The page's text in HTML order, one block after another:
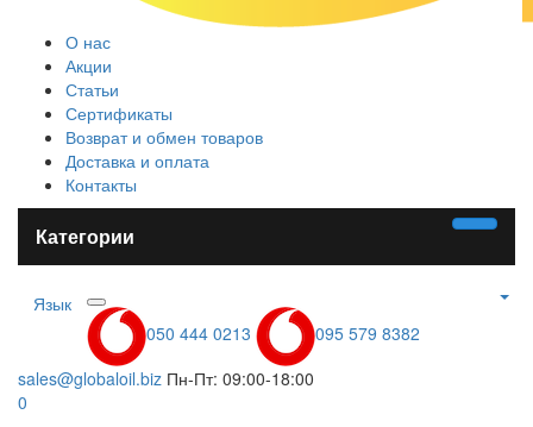
О нас
Акции
Статьи
Сертификаты
Возврат и обмен товаров
Доставка и оплата
Контакты
Категории
Язык
050 444 0213
095 579 8382
sales@globaloil.biz Пн-Пт: 09:00-18:00
0